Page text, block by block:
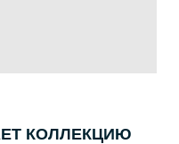
КОЛЛЕКЦИЮ